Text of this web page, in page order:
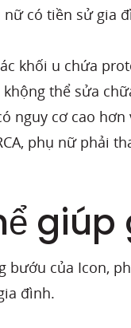
có tiền sử gia
khối u chứa
thể sửa
nguy cơ cao
phụ nữ phải
giúp
của Icon,
đình.